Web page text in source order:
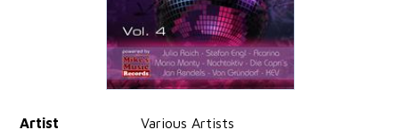
Artist
Various Artists